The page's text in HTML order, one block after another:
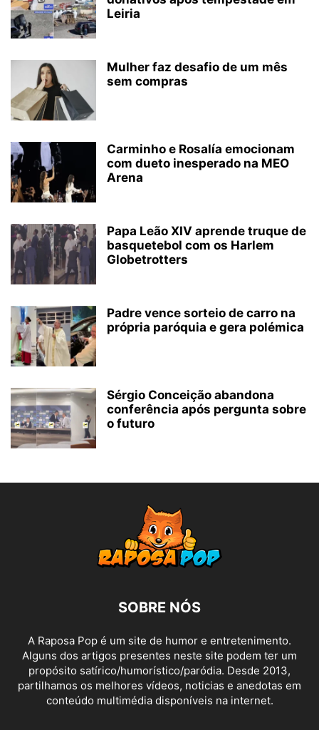
Leiria
Mulher faz desafio de um mês
sem compras
Carminho e Rosalía emocionam
com dueto inesperado na MEO
Arena
Papa Leão XIV aprende truque de
basquetebol com os Harlem
Globetrotters
Padre vence sorteio de carro na
própria paróquia e gera polémica
Sérgio Conceição abandona
conferência após pergunta sobre
o futuro
SOBRE NÓS
A Raposa Pop é um site de humor e entretenimento.
Alguns dos artigos presentes neste site podem ter um
propósito satírico/humorístico/paródia. Desde 2013,
partilhamos os melhores vídeos, noticias e anedotas em
conteúdo multimédia disponíveis na internet.